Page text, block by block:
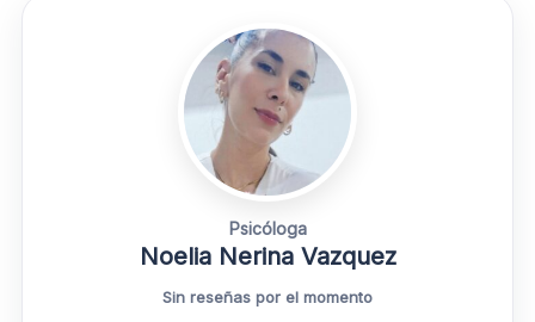
Psicóloga
Noelia Nerina Vazquez
Sin reseñas por el momento